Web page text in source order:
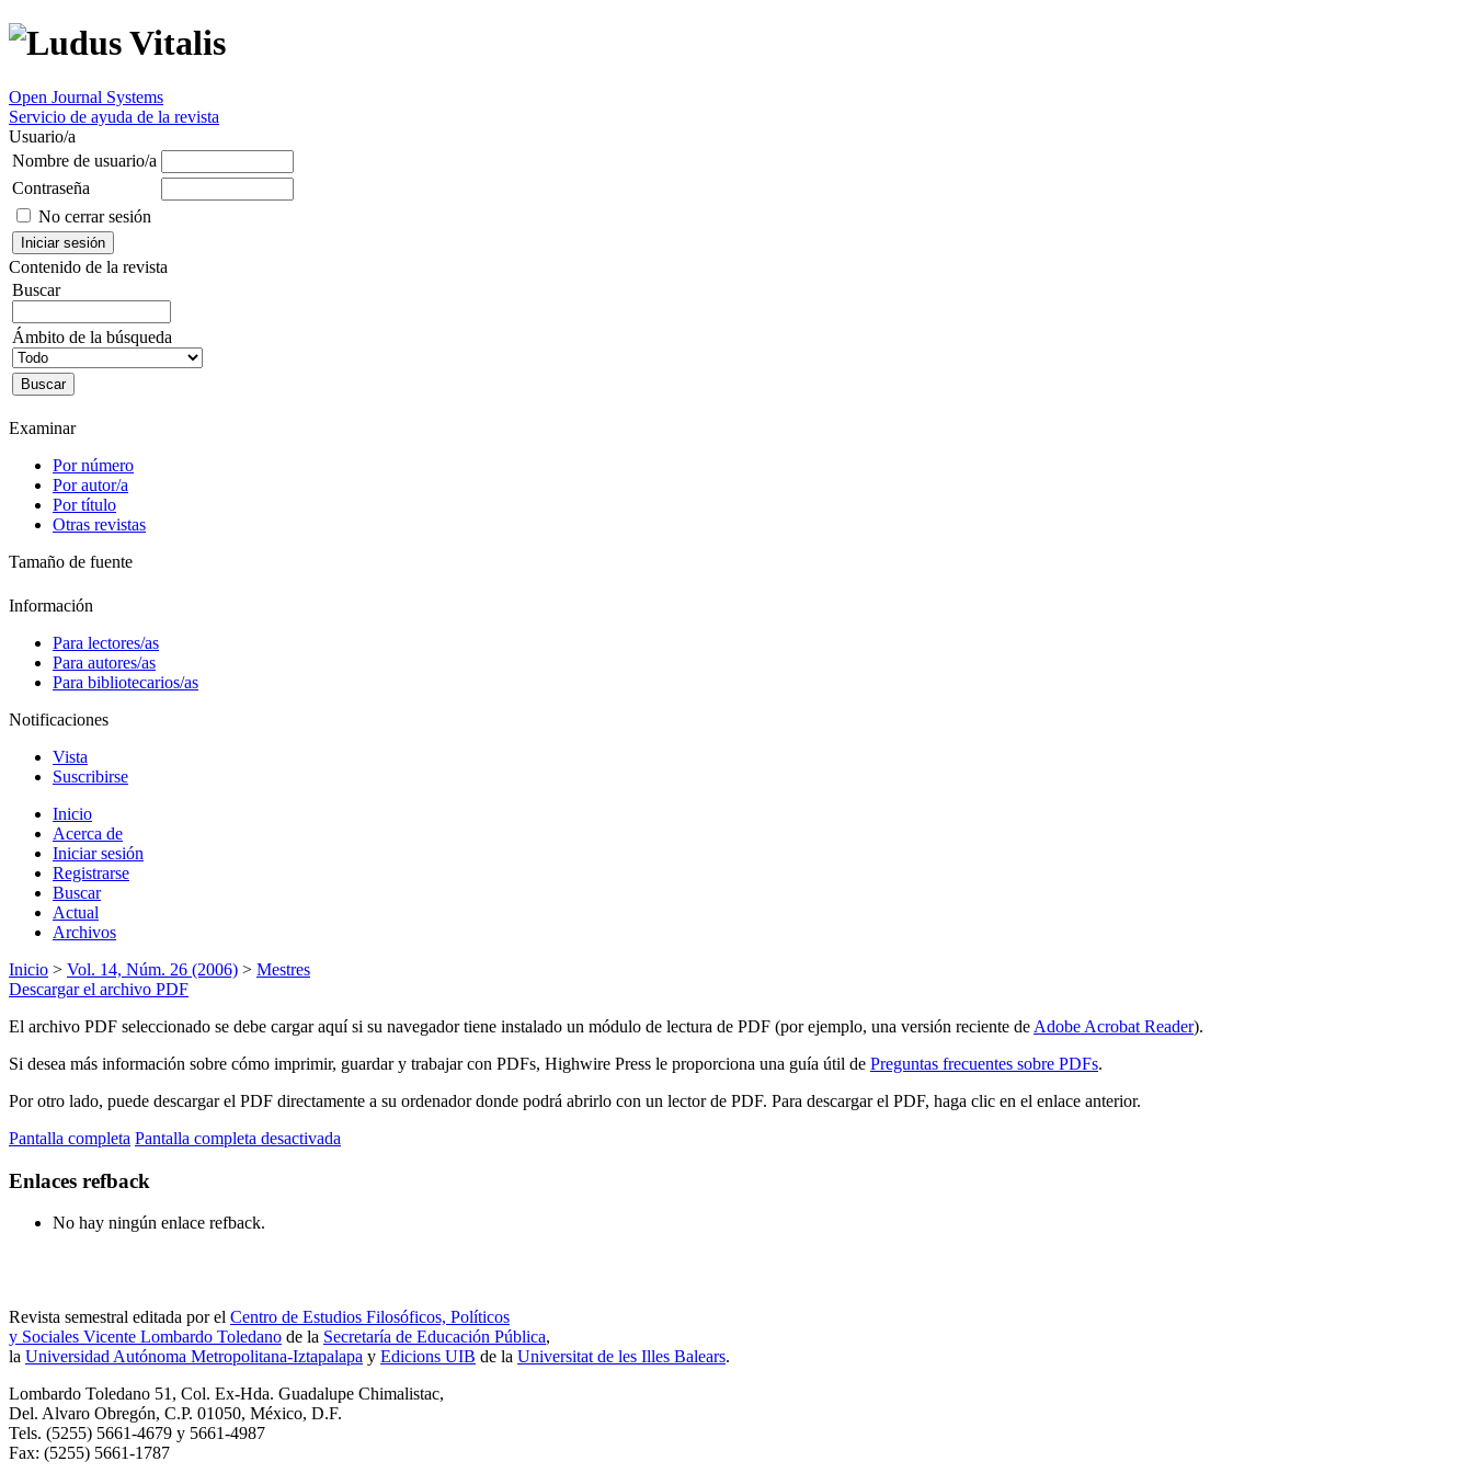
Open Journal Systems
Servicio de ayuda de la revista
Usuario/a
Nombre de usuario/a
Contraseña
No cerrar sesión
Contenido de la revista
Buscar
Ámbito de la búsqueda
Examinar
Por número
Por autor/a
Por título
Otras revistas
Tamaño de fuente
Información
Para lectores/as
Para autores/as
Para bibliotecarios/as
Notificaciones
Vista
Suscribirse
Inicio
Acerca de
Iniciar sesión
Registrarse
Buscar
Actual
Archivos
Inicio > Vol. 14, Núm. 26 (2006) > Mestres
Descargar el archivo PDF
El archivo PDF seleccionado se debe cargar aquí si su navegador tiene instalado un módulo de lectura de PDF (por ejemplo, una versión reciente de Adobe Acrobat Reader).
Si desea más información sobre cómo imprimir, guardar y trabajar con PDFs, Highwire Press le proporciona una guía útil de Preguntas frecuentes sobre PDFs.
Por otro lado, puede descargar el PDF directamente a su ordenador donde podrá abrirlo con un lector de PDF. Para descargar el PDF, haga clic en el enlace anterior.
Pantalla completa Pantalla completa desactivada
Enlaces refback
No hay ningún enlace refback.
Revista semestral editada por el Centro de Estudios Filosóficos, Políticos
y Sociales Vicente Lombardo Toledano de la Secretaría de Educación Pública,
la Universidad Autónoma Metropolitana-Iztapalapa y Edicions UIB de la Universitat de les Illes Balears.
Lombardo Toledano 51, Col. Ex-Hda. Guadalupe Chimalistac,
Del. Alvaro Obregón, C.P. 01050, México, D.F.
Tels. (5255) 5661-4679 y 5661-4987
Fax: (5255) 5661-1787